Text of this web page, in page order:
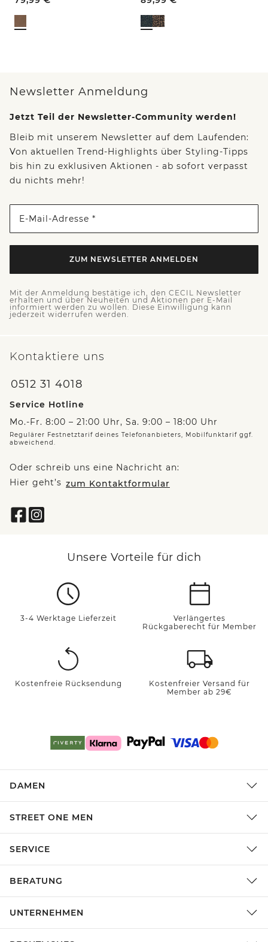
Newsletter Anmeldung
Jetzt Teil der Newsletter-Community werden!
Bleib mit unserem Newsletter auf dem Laufenden:
Von aktuellen Trend-Highlights über Styling-Tipps
bis hin zu exklusiven Aktionen - ab sofort verpasst
du nichts mehr!
E-Mail-Adresse *
ZUM NEWSLETTER ANMELDEN
Mit der Anmeldung bestätige ich, den CECIL Newsletter
erhalten und über Neuheiten und Aktionen per E-Mail
informiert werden zu wollen. Diese Einwilligung kann
jederzeit widerrufen werden.
Kontaktiere uns
0512 31 4018
Service Hotline
Mo.-Fr. 8:00 – 21:00 Uhr, Sa. 9:00 – 18:00 Uhr
Regulärer Festnetztarif deines Telefonanbieters, Mobilfunktarif ggf.
abweichend.
Oder schreib uns eine Nachricht an:
Hier geht’s zum Kontaktformular
Unsere Vorteile für dich
3-4 Werktage Lieferzeit
Verlängertes
Rückgaberecht für Member
Kostenfreie Rücksendung
Kostenfreier Versand für
Member ab 29€
DAMEN
STREET ONE MEN
SERVICE
BERATUNG
UNTERNEHMEN